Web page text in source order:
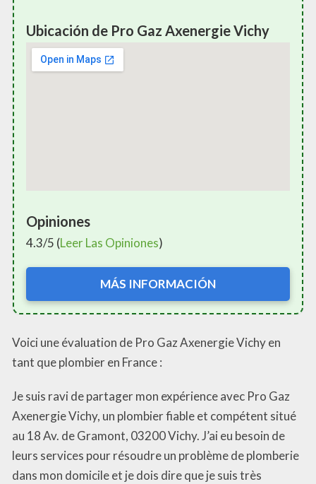
Ubicación de Pro Gaz Axenergie Vichy
Opiniones
4.3/5 (Leer Las Opiniones)
MÁS INFORMACIÓN
Voici une évaluation de Pro Gaz Axenergie Vichy en
tant que plombier en France :
Je suis ravi de partager mon expérience avec Pro Gaz
Axenergie Vichy, un plombier fiable et compétent situé
au 18 Av. de Gramont, 03200 Vichy. J’ai eu besoin de
leurs services pour résoudre un problème de plomberie
dans mon domicile et je dois dire que je suis très